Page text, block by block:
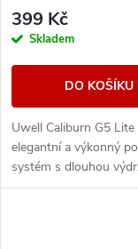
399 Kč
Skladem
DO KOŠÍKU
Uwell Caliburn G5 Lite
elegantní a výkonný
systém s dlouhou
baterie, duální